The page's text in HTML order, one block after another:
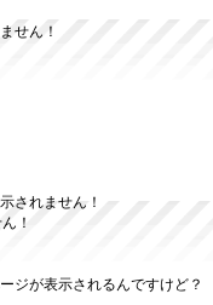
せん！
されません！
！
ジが表示されるんですけど？